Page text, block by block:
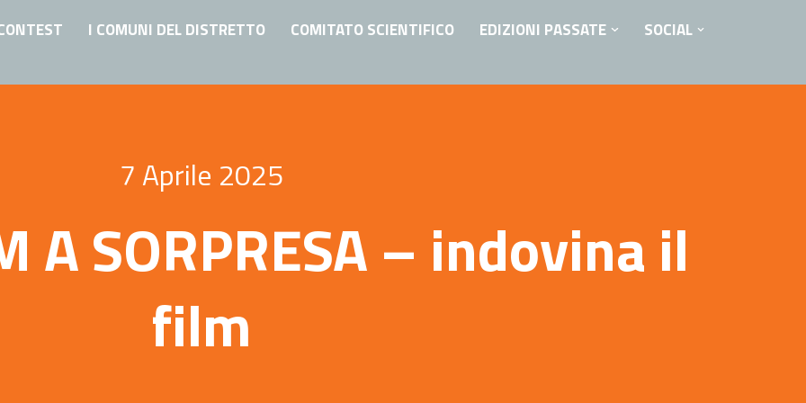
I COMUNI DEL DISTRETTO COMITATO SCIENTIFICO EDIZIONI PASSATE
SOCIAL
7 Aprile 2025
A SORPRESA – indovina il
film